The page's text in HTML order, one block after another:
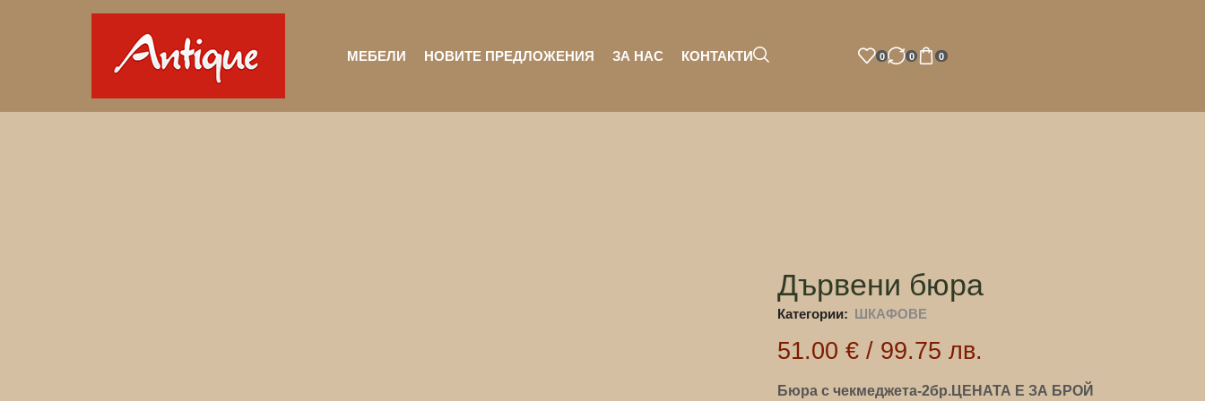
МЕБЕЛИ НОВИТЕ ПРЕДЛОЖЕНИЯ ЗА НАС КОНТАКТИ 0 0 0
Дървени бюра
Категории: ШКАФОВЕ
51.00 € / 99.75 лв.
Бюра с чекмеджета-2бр.ЦЕНАТА Е ЗА БРОЙ